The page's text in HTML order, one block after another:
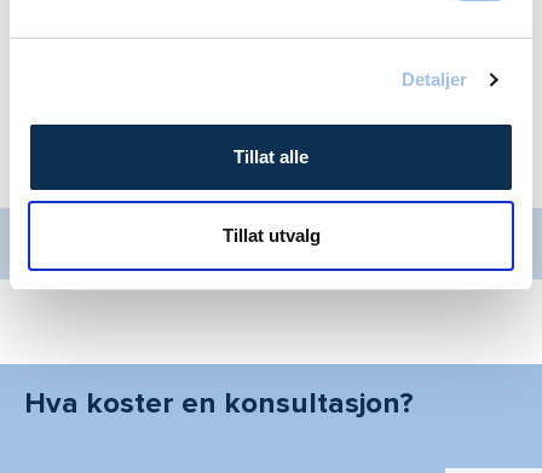
Detaljer
Tillat alle
Tillat utvalg
For synskorrigerende behandling
Kontakt Volvat Argus
Hva koster en konsultasjon?